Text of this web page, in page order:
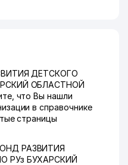
ДЕТСКОГО
ОБЛАСТНОЙ
что Вы нашли
в справочнике
страницы
РАЗВИТИЯ
РУз БУХАРСКИЙ